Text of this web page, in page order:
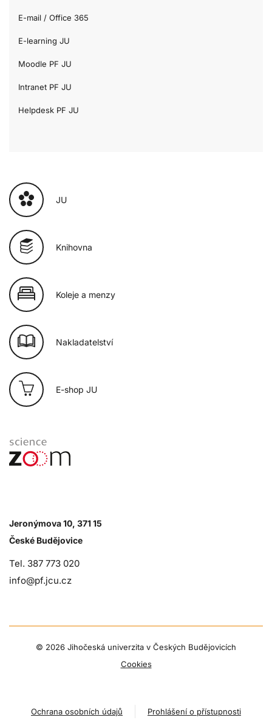
E-mail / Office 365
E-learning JU
Moodle PF JU
Intranet PF JU
Helpdesk PF JU
JU
Knihovna
Koleje a menzy
Nakladatelství
E-shop JU
Jeronýmova 10, 371 15
České Budějovice
Tel. 387 773 020
info@pf.jcu.cz
© 2026 Jihočeská univerzita v Českých Budějovicích
Cookies
Ochrana osobních údajů Prohlášení o přístupnosti